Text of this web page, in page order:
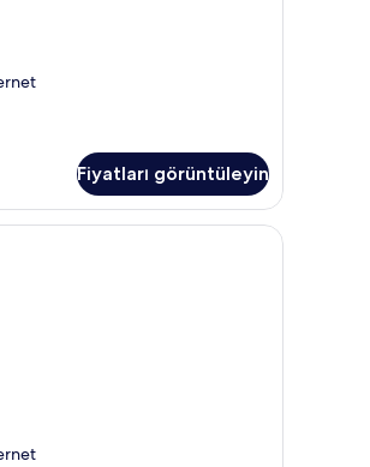
Fiyatları görüntüleyin